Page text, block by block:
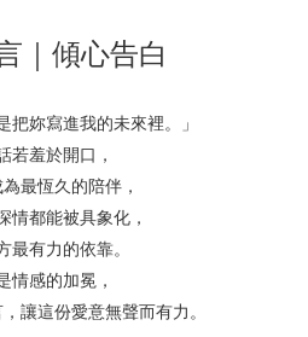
｜傾心告白
把妳寫進我的未來裡。」
若羞於開口，
最恆久的陪伴，
情都能被具象化，
最有力的依靠。
情感的加冕，
讓這份愛意無聲而有力。